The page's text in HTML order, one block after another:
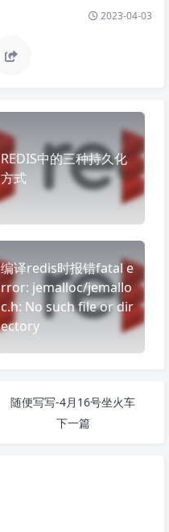
2023-04-03
REDIS中的三种持久化
方式
编译redis时报错fatal e
rror: jemalloc/jemallo
c.h: No such file or dir
ectory
随便写写-4月16号坐火车
下一篇